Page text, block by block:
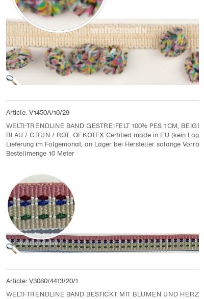
Article: V1450A/10/29
WELTI-TRENDLINE BAND GESTREIFELT 100% PES 1CM,
BLAU / GRÜN / ROT, OEKOTEX Certified made in EU (kein
Lieferung im Folgemonat, an Lager bei Hersteller solange Vorrat
Bestellmenge 10 Meter
Article: V3080/4413/20/1
WELTI-TRENDLINE BAND BESTICKT MIT BLUMEN UND